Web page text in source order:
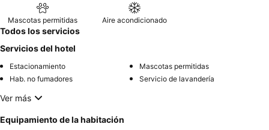
Mascotas permitidas Aire acondicionado
Todos los servicios
Servicios del hotel
Estacionamiento
Mascotas permitidas
Hab. no fumadores
Servicio de lavandería
Ver más
Equipamiento de la habitación